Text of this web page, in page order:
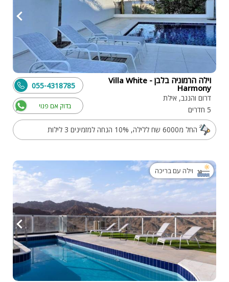
וילה הרמוניה בלבן - Villa White
Harmony
דרום והנגב, אילת
5 חדרים
בדוק אם פנוי
055-4318785
החל מ6000 שח ללילה, 10% הנחה למזמינים 3 לילות
וילה עם בריכה